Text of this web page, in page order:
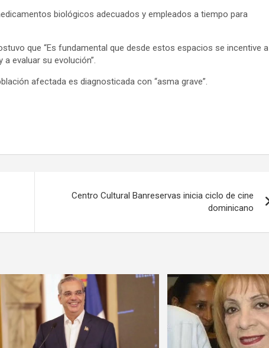
biológicos adecuados y empleados a tiempo para
que “Es fundamental que desde estos espacios se incentive a
evaluar su evolución”.
afectada es diagnosticada con “asma grave”.
Centro Cultural Banreservas inicia ciclo de cine
dominicano